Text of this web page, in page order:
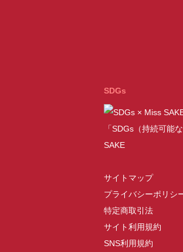
SDGs
「SDGs（持続可能
SAKE
サイトマップ
プライバシーポリシ
特定商取引法
サイト利用規約
SNS利用規約